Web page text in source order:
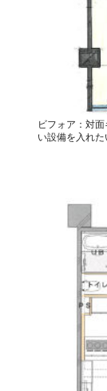
ビフォア：対
い設備を入れた